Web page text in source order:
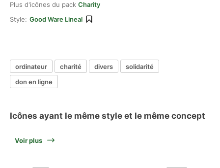
Plus d'icônes du pack Charity
Style: Good Ware Lineal
ordinateur charité divers
solidarité
don en ligne
Icônes ayant le même style et le même concept
Voir plus